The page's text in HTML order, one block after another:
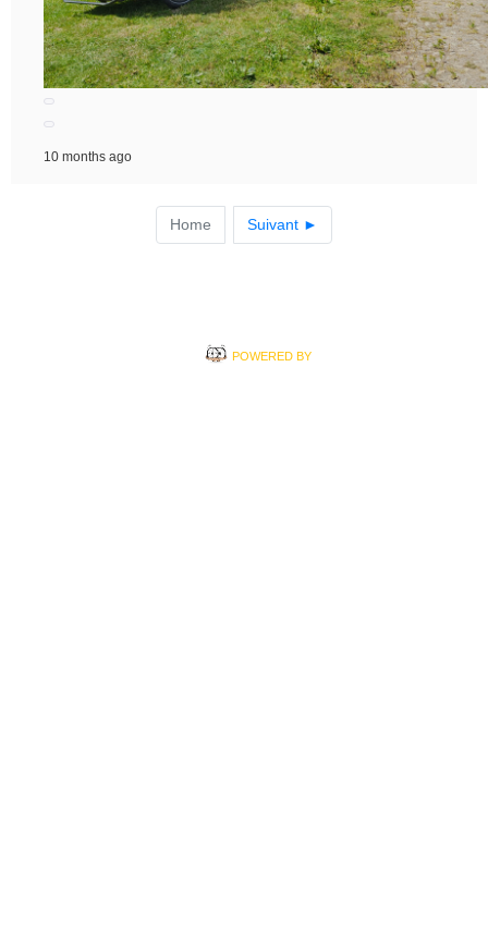
10 months ago
Home Suivant ►
POWERED BY